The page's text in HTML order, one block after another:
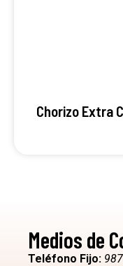
Chorizo Extra
Medios de
Teléfono Fijo: